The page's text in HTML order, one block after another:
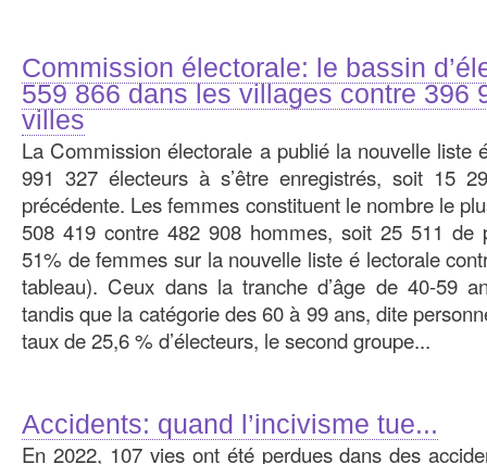
Commission électorale: le bassin
559 866 dans les villages contre 396
villes
La Commission électorale a publié la nouvelle liste
991 327 électeurs à s’être enregistrés, soit 15
précédente. Les femmes constituent le nombre le
508 419 contre 482 908 hommes, soit 25 511 de
51% de femmes sur la nouvelle liste é lectorale
tableau). Ceux dans la tranche d’âge de 40-59
tandis que la catégorie des 60 à 99 ans, dite
taux de 25,6 % d’électeurs, le second groupe...
Accidents: quand l’incivisme tue...
En 2022, 107 vies ont été perdues dans des